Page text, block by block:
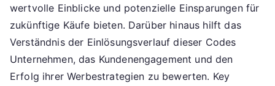
wertvolle Einblicke und potenzielle Einsparungen für
zukünftige Käufe bieten. Darüber hinaus hilft das
Verständnis der Einlösungsverlauf dieser Codes
Unternehmen, das Kundenengagement und den
Erfolg ihrer Werbestrategien zu bewerten. Key